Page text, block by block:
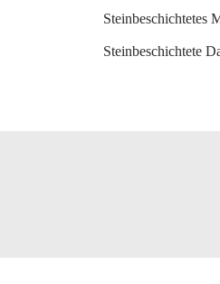
Steinbeschichtetes
Steinbeschichtete